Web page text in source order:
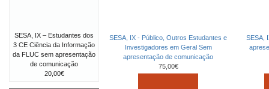
SESA, IX - Público, Outros Estudantes e
Investigadores em Geral Sem
apresentação de comunicação
75,00€
SESA,
SESA, IX – Estudantes dos
3 CE Ciência da Informação
da FLUC sem apresentação
de comunicação
20,00€